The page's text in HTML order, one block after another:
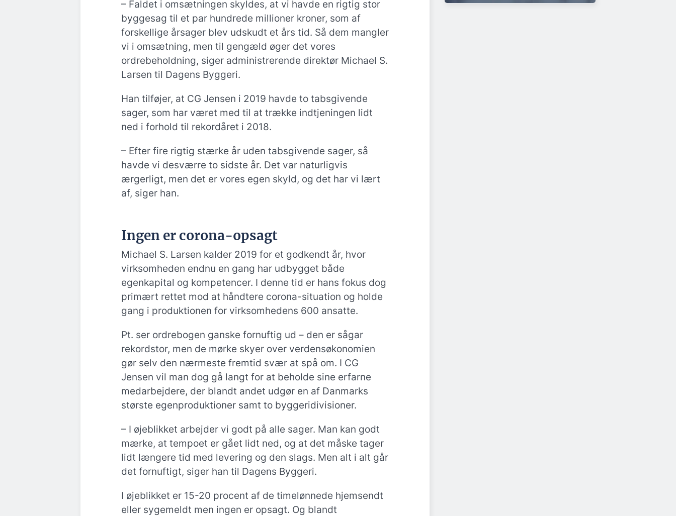
– Faldet i omsætningen skyldes, at vi havde en rigtig stor
byggesag til et par hundrede millioner kroner, som af
forskellige årsager blev udskudt et års tid. Så dem mangler
vi i omsætning, men til gengæld øger det vores
ordrebeholdning, siger administrerende direktør Michael S.
Larsen til Dagens Byggeri.
Han tilføjer, at CG Jensen i 2019 havde to tabsgivende
sager, som har været med til at trække indtjeningen lidt
ned i forhold til rekordåret i 2018.
– Efter fire rigtig stærke år uden tabsgivende sager, så
havde vi desværre to sidste år. Det var naturligvis
ærgerligt, men det er vores egen skyld, og det har vi lært
af, siger han.
Ingen er corona-opsagt
Michael S. Larsen kalder 2019 for et godkendt år, hvor
virksomheden endnu en gang har udbygget både
egenkapital og kompetencer. I denne tid er hans fokus dog
primært rettet mod at håndtere corona-situation og holde
gang i produktionen for virksomhedens 600 ansatte.
Pt. ser ordrebogen ganske fornuftig ud – den er sågar
rekordstor, men de mørke skyer over verdensøkonomien
gør selv den nærmeste fremtid svær at spå om. I CG
Jensen vil man dog gå langt for at beholde sine erfarne
medarbejdere, der blandt andet udgør en af Danmarks
største egenproduktioner samt to byggeridivisioner.
– I øjeblikket arbejder vi godt på alle sager. Man kan godt
mærke, at tempoet er gået lidt ned, og at det måske tager
lidt længere tid med levering og den slags. Men alt i alt går
det fornuftigt, siger han til Dagens Byggeri.
I øjeblikket er 15-20 procent af de timelønnede hjemsendt
eller sygemeldt men ingen er opsagt. Og blandt